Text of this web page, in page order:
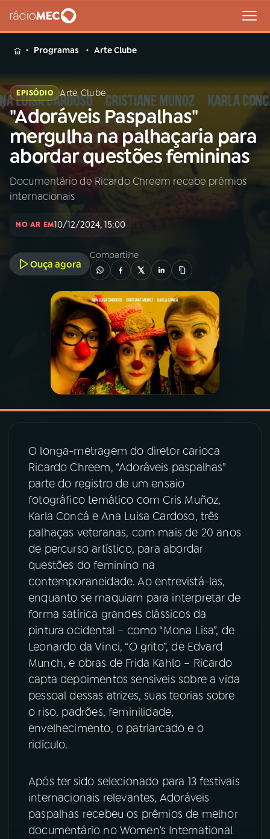
MENU
Buscar
na
Rádio
MEC
Buscar
Início AO VIVO
INÍCIO
A RÁDIO
PROGRAMAÇÃO
PROGRAMAS
PODCASTS
ÚLTIMAS
08PRÊMIO RÁDIO MEC
ACOMPANHE A RÁDIO MEC
YouTube Facebook
Instagram X
TikTok
Programas Arte Clube
EPISÓDIO Arte Clube
"Adoráveis Paspalhas"
mergulha na palhaçaria para
abordar questões femininas
Documentário de Ricardo Chreem recebe prêmios
internacionais
NO AR EM10/12/2024, 15:00
Ouça agora
Compartilhe
O longa-metragem do diretor carioca
Ricardo Chreem, “Adoráveis paspalhas”
parte do registro de um ensaio
fotográfico temático com Cris Muñoz,
Karla Concá e Ana Luisa Cardoso, três
palhaças veteranas, com mais de 20 anos
de percurso artístico, para abordar
questões do feminino na
contemporaneidade. Ao entrevistá-las,
enquanto se maquiam para interpretar de
forma satírica grandes clássicos da
pintura ocidental – como “Mona Lisa”, de
Leonardo da Vinci, “O grito”, de Edvard
Munch, e obras de Frida Kahlo – Ricardo
capta depoimentos sensíveis sobre a vida
pessoal dessas atrizes, suas teorias sobre
o riso, padrões, feminilidade,
envelhecimento, o patriarcado e o
ridículo.
Após ter sido selecionado para 13 festivais
internacionais relevantes, Adoráveis
paspalhas recebeu os prêmios de melhor
documentário no Women’s International